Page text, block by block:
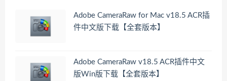
Adobe CameraRaw for Mac v18.5 ACR插
件中文版下载【全套版本】
Adobe CameraRaw v18.5 ACR插件中文
版Win版下载【全套版本】